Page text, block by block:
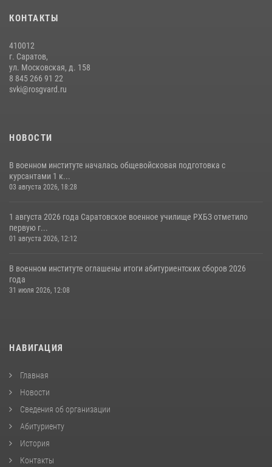
31 июля 2026, 12:08
КОНТАКТЫ
410012
г. Саратов,
ул. Московская, д. 158
8 845 266 91 22
svki@rosgvard.ru
НОВОСТИ
В военном институте началась общевойсковая подготовка с
курсантами 1 к...
03 августа 2026, 18:28
1 августа 2026 года Саратовское военное училище РХБЗ отметило
первую г...
01 августа 2026, 12:12
В военном институте оглашены итоги абитуриентских сборов 2026
года
31 июля 2026, 12:08
НАВИГАЦИЯ
Главная
Новости
Сведения об организации
Абитуриенту
История
Контакты